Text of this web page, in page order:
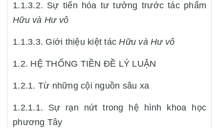
1.1.3.2. Sự tiến hóa tư tưởng trước tác phẩm
Hữu và Hư vô
1.1.3.3. Giới thiệu kiệt tácHữu và Hư vô
1.2. HỆ THỐNG TIỀN ĐỀ LÝ LUẬN
1.2.1. Từ những cội nguồn sâu xa
1.2.1.1. Sự rạn nứt trong hệ hình khoa học
phương Tây